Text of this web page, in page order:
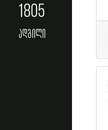
1805
ადგილი